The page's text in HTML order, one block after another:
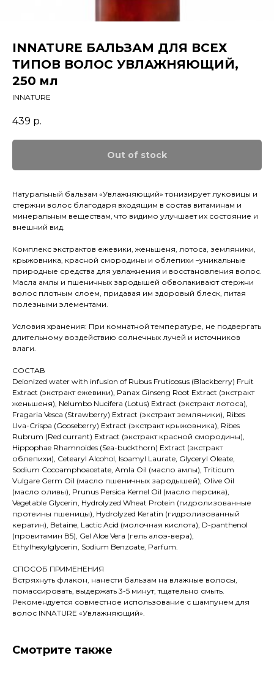
INNATURE БАЛЬЗАМ ДЛЯ ВСЕХ
ТИПОВ ВОЛОС УВЛАЖНЯЮЩИЙ,
250 мл
INNATURE
439 р.
Out of stock
Натуральный бальзам «Увлажняющий» тонизирует луковицы и
стержни волос благодаря входящим в состав витаминам и
минеральным веществам, что видимо улучшает их состояние и
внешний вид.
Комплекс экстрактов ежевики, женьшеня, лотоса, земляники,
крыжовника, красной смородины и облепихи –уникальные
природные средства для увлажнения и восстановления волос.
Масла амлы и пшеничных зародышей обволакивают стержни
волос плотным слоем, придавая им здоровый блеск, питая
полезными элементами.
Условия хранения: При комнатной температуре, не подвергать
длительному воздействию солнечных лучей и источников
влаги.
СОСТАВ
Deionized water with infusion of Rubus Fruticosus (Blackberry) Fruit
Eхtract (экстракт ежевики), Panax Ginseng Root Extract (экстракт
женьшеня), Nelumbo Nucifera (Lotus) Extract (экстракт лотоса),
Fragaria Vesca (Strawberry) Extract (экстракт земляники), Ribes
Uva-Crispa (Gooseberry) Еxtract (экстракт крыжовника), Ribes
Rubrum (Red currant) Eхtract (экстракт красной смородины),
Hippophae Rhamnoides (Sea-buckthorn) Eхtract (экстракт
облепихи), Cetearyl Alcohol, Isoamyl Laurate, Glyceryl Oleate,
Sodium Cocoamphoacetate, Amla Oil (масло амлы), Triticum
Vulgare Germ Oil (масло пшеничных зародышей), Olive Oil
(масло оливы), Prunus Persica Kernel Oil (масло персика),
Vegetable Glycerin, Hydrolyzed Wheat Protein (гидролизованные
протеины пшеницы), Hydrolyzed Keratin (гидролизованный
кератин), Betaine, Lactic Acid (молочная кислота), D-panthenol
(провитамин В5), Gel Aloe Vera (гель алоэ-вера),
Ethylhexylglycerin, Sodium Benzoate, Parfum.
СПОСОБ ПРИМЕНЕНИЯ
Встряхнуть флакон, нанести бальзам на влажные волосы,
помассировать, выдержать 3-5 минут, тщательно смыть.
Рекомендуется совместное использование с шампунем для
волос INNATURE «Увлажняющий».
Смотрите также